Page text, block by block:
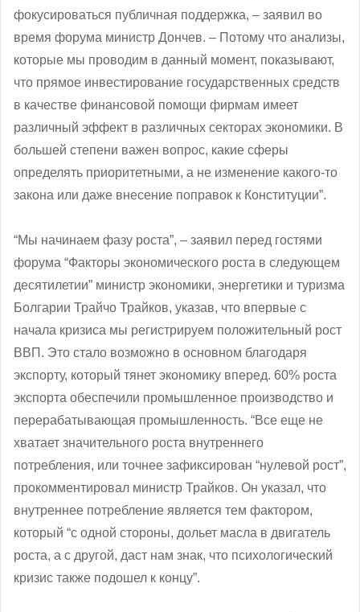
фокусироваться публичная поддержка, ‒ заявил во
время форума министр Дончев. – Потому что анализы,
которые мы проводим в данный момент, показывают,
что прямое инвестирование государственных средств
в качестве финансовой помощи фирмам имеет
различный эффект в различных секторах экономики. В
большей степени важен вопрос, какие сферы
определять приоритетными, а не изменение какого-то
закона или даже внесение поправок к Конституции”.
“Мы начинаем фазу роста”, ‒ заявил перед гостями
форума “Факторы экономического роста в следующем
десятилетии” министр экономики, энергетики и туризма
Болгарии Трайчо Трайков, указав, что впервые с
начала кризиса мы регистрируем положительный рост
ВВП. Это стало возможно в основном благодаря
экспорту, который тянет экономику вперед. 60% роста
экспорта обеспечили промышленное производство и
перерабатывающая промышленность. “Все еще не
хватает значительного роста внутреннего
потребления, или точнее зафиксирован “нулевой рост”,
прокомментировал министр Трайков. Он указал, что
внутреннее потребление является тем фактором,
который “с одной стороны, дольет масла в двигатель
роста, а с другой, даст нам знак, что психологический
кризис также подошел к концу”.